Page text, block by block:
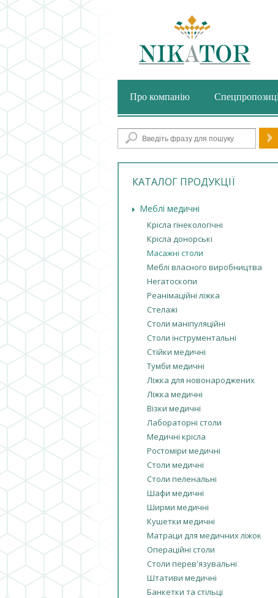
Про компанію
КАТАЛОГ ПРОДУКЦІЇ
Меблі медичні
Крісла гінекологічні
Крісла донорські
Масажні столи
Меблі власного виробництва
Негатоскопи
Реанімаційні ліжка
Стелажі
Столи маніпуляційні
Столи інструментальні
Стійки медичні
Тумби медичні
Ліжка для новонароджених
Ліжка медичні
Візки медичні
Лабораторні столи
Медичні крісла
Ростоміри медичні
Столи медичні
Столи пеленальні
Шафи медичні
Ширми медичні
Кушетки медичні
Матраци для медичних ліжок
Операційні столи
Столи перев'язувальні
Штативи медичні
Банкетки та стільці